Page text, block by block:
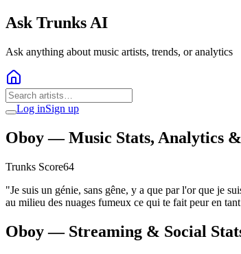
Ask Trunks AI
Ask anything about music artists, trends, or analytics
Log inSign up
Oboy— Music Stats, Analytics
Trunks Score64
"Je suis un génie, sans gêne, y a que par l'or que je
au milieu des nuages fumeux ce qui te fait peur en
Oboy— Streaming & Social